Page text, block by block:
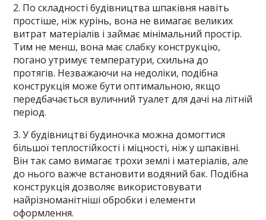
2. По складності будівництва шпаківня навіть
простіше, ніж курінь, вона не вимагає великих
витрат матеріалів і займає мінімальний простір.
Тим не менш, вона має слабку конструкцію,
погано утримує температури, схильна до
протягів. Незважаючи на недоліки, подібна
конструкція може бути оптимальною, якщо
передбачається вуличний туалет для дачі на літній
період.
3. У будівництві будиночка можна домогтися
більшої теплостійкості і міцності, ніж у шпаківні.
Він так само вимагає трохи землі і матеріалів, але
до нього важче встановити водяний бак. Подібна
конструкція дозволяє використовувати
найрізноманітніші обробки і елементи
оформлення.